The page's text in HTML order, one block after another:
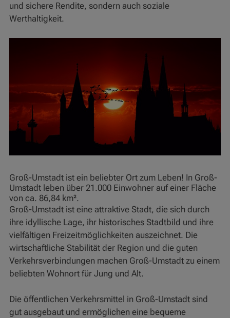
und sichere Rendite, sondern auch soziale
Werthaltigkeit.
Groß-Umstadt ist ein beliebter Ort zum Leben! In Groß-
Umstadt leben über 21.000 Einwohner auf einer Fläche
von ca. 86,84 km².
Groß-Umstadt ist eine attraktive Stadt, die sich durch
ihre idyllische Lage, ihr historisches Stadtbild und ihre
vielfältigen Freizeitmöglichkeiten auszeichnet. Die
wirtschaftliche Stabilität der Region und die guten
Verkehrsverbindungen machen Groß-Umstadt zu einem
beliebten Wohnort für Jung und Alt.
Die öffentlichen Verkehrsmittel in Groß-Umstadt sind
gut ausgebaut und ermöglichen eine bequeme